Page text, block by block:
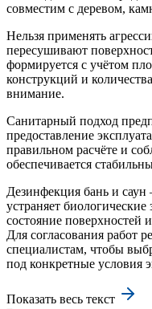
совместим с деревом,
Нельзя применять
пересушивают
формируется с учётом
конструкций и
внимание.
Санитарный подход
предоставление
правильном расчёте и
обеспечивается
Дезинфекция бань и
устраняет биологические
состояние поверхностей
Для согласования работ
специалистам, чтобы
под конкретные условия
Показать весь текст